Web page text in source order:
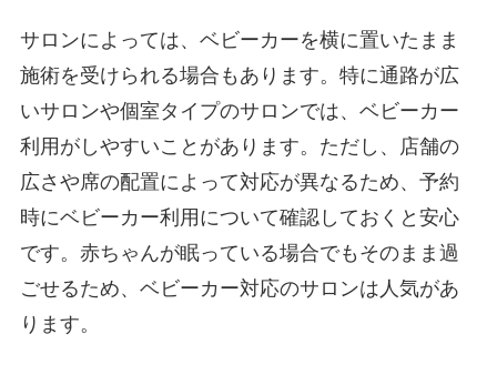
サロンによっては、ベビーカーを横に置いたまま
施術を受けられる場合もあります。特に通路が広
いサロンや個室タイプのサロンでは、ベビーカー
利用がしやすいことがあります。ただし、店舗の
広さや席の配置によって対応が異なるため、予約
時にベビーカー利用について確認しておくと安心
です。赤ちゃんが眠っている場合でもそのまま過
ごせるため、ベビーカー対応のサロンは人気があ
ります。